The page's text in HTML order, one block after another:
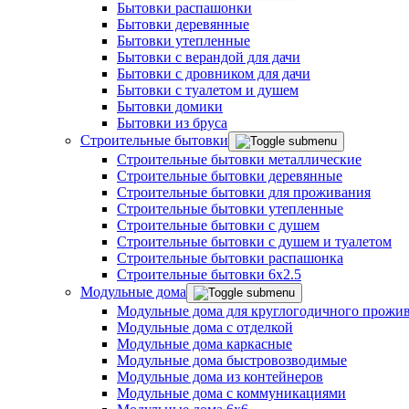
Бытовки распашонки
Бытовки деревянные
Бытовки утепленные
Бытовки с верандой для дачи
Бытовки с дровником для дачи
Бытовки с туалетом и душем
Бытовки домики
Бытовки из бруса
Строительные бытовки
Строительные бытовки металлические
Строительные бытовки деревянные
Строительные бытовки для проживания
Строительные бытовки утепленные
Строительные бытовки с душем
Строительные бытовки с душем и туалетом
Строительные бытовки распашонка
Строительные бытовки 6x2.5
Модульные дома
Модульные дома для круглогодичного
Модульные дома с отделкой
Модульные дома каркасные
Модульные дома быстровозводимые
Модульные дома из контейнеров
Модульные дома с коммуникациями